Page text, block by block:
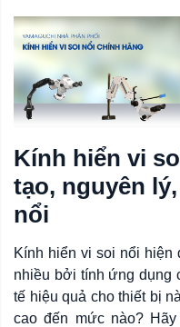
Kính hiển vi
tạo, nguyên
nổi
Kính hiển vi soi nổi
nhiều bởi tính ứng dụng
tế hiệu quả cho thiết bị
cao đến mức nào?